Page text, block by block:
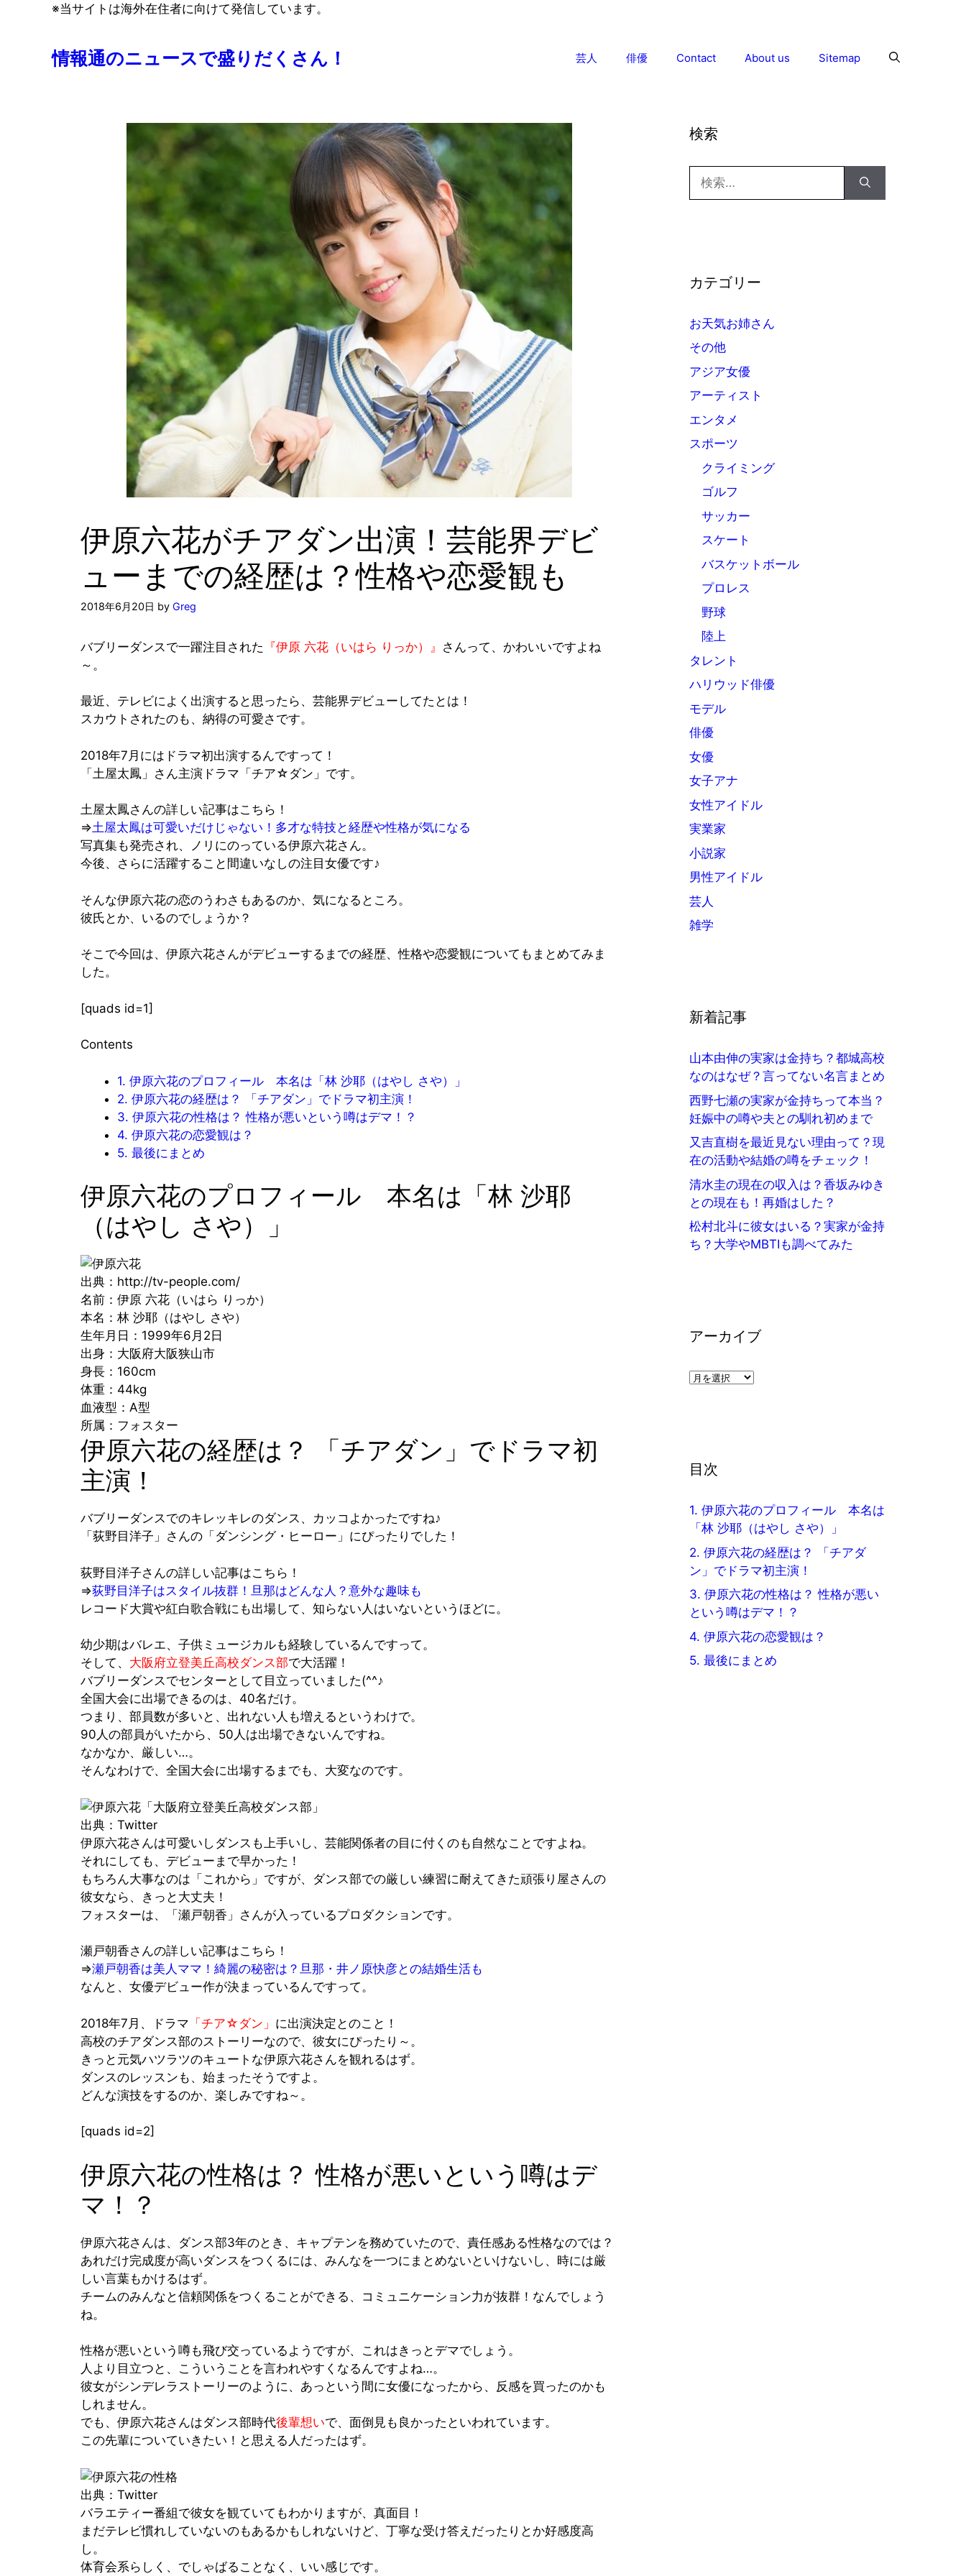
※当サイトは海外在住者に向けて発信しています。
情報通のニュースで盛りだくさん！ 芸人 俳優 Contact About us Sitemap
伊原六花がチアダン出演！芸能界デビ
ューまでの経歴は？性格や恋愛観も
2018年6月20日 by Greg
バブリーダンスで一躍注目された 『伊原 六花（いはら りっか）』 さんって、かわいいですよね
～。
最近、テレビによく出演すると思ったら、芸能界デビューしてたとは！
スカウト されたのも、納得の可愛さです。
2018年7月にはドラマ初出演するんですって！
「土屋太鳳」 さん主演ドラマ 「チア☆ダン」 です。
土屋太鳳さんの詳しい記事はこちら！
⇒土屋太鳳は可愛いだけじゃない！多才な特技と経歴や性格が気になる
写真集も発売され、ノリにのっている伊原六花さん。
今後、さらに活躍すること間違いなしの注目女優です♪
そんな伊原六花の恋のうわさ もあるのか、気になるところ。
彼氏とか、いるのでしょうか？
そこで今回は、伊原六花さんがデビューするまでの経歴、性格や恋愛観についてもまとめてみま
した。
[quads id=1]
Contents
1. 伊原六花のプロフィール 本名は「林 沙耶（はやし さや）」
2. 伊原六花の経歴は？ 「チアダン」でドラマ初主演！
3. 伊原六花の性格は？ 性格が悪いという噂はデマ！？
4. 伊原六花の恋愛観は？
5. 最後にまとめ
伊原六花のプロフィール 本名は「林 沙耶
（はやし さや）」
出典：http://tv-people.com/
名前：伊原 六花（いはら りっか）
本名：林 沙耶（はやし さや）
生年月日：1999年6月2日
出身：大阪府大阪狭山市
身長：160cm
体重：44kg
血液型：A型
所属：フォスター
伊原六花の経歴は？ 「チアダン」でドラマ初
主演！
バブリーダンスでのキレッキレのダンス、カッコよかったですね♪
「荻野目洋子」 さんの 「ダンシング・ヒーロー」 にぴったりでした！
荻野目洋子さんの詳しい記事はこちら！
⇒荻野目洋子はスタイル抜群！旦那はどんな人？意外な趣味も
レコード大賞や紅白歌合戦にも出場して、知らない人はいないというほどに。
幼少期はバレエ、 子供ミュージカルも経験しているんですって。
そして、 大阪府立登美丘高校ダンス部で大活躍！
バブリーダンスでセンターとして目立っていました(^^♪
全国大会に出場できるのは、40名だけ。
つまり、部員数が多いと、出れない人も増えるというわけで。
90人の部員がいたから、50人は出場できないんですね。
なかなか、厳しい…。
そんなわけで、全国大会に出場するまでも、大変なのです。
出典：Twitter
伊原六花さんは可愛いしダンスも上手いし、芸能関係者の目に付くのも自然なことですよね。
それにしても、デビューまで早かった！
もちろん大事なのは「これから」ですが、ダンス部での厳しい練習に耐えてきた頑張り屋さんの
彼女なら、きっと大丈夫！
フォスターは、
「瀬戸朝香」 さんが入っているプロダクションです。
瀬戸朝香さんの詳しい記事はこちら！
⇒瀬戸朝香は美人ママ！綺麗の秘密は？旦那・井ノ原快彦との結婚生活も
なんと、女優デビュー作が決まっているんですって。
2018年7月、ドラマ 「チア☆ダン」 に出演決定とのこと！
高校のチアダンス部のストーリーなので、彼女にぴったり～。
きっと元気ハツラツのキュートな伊原六花さんを観れるはず。
ダンスのレッスンも、始まったそうですよ。
どんな演技をするのか、楽しみですね～。
[quads id=2]
伊原六花の性格は？ 性格が悪いという噂はデ
マ！？
伊原六花さんは、ダンス部3年のとき、キャプテンを務めていたので、責任感ある性格なのでは？
あれだけ完成度が高いダンスをつくるには、みんなを一つにまとめないといけないし、時には厳
しい言葉もかけるはず。
チームのみんなと信頼関係をつくることができる、 コミュニケーション力が抜群！ なんでしょう
ね。
性格が悪いという噂も飛び交っているようですが、これはきっと デマでしょう。
人より目立つと、こういうことを言われやすくなるんですよね…。
彼女がシンデレラストーリーのように、あっという間に女優になったから、反感を買ったのかも
しれません。
でも、伊原六花さんはダンス部時代後輩想いで、面倒見も良かったといわれています。
この先輩についていきたい！と思える人だったはず。
出典：Twitter
バラエティー番組で彼女を観ていてもわかりますが、 真面目！
まだテレビ慣れしていないのもあるかもしれないけど、丁寧な受け答えだったりとか好感度高
し。
体育会系らしく、でしゃばることなく、いい感じです。
検索
索:
カテゴリー
お天気お姉さん
その他
アジア女優
アーティスト
エンタメ
スポーツ
クライミング
ゴルフ
サッカー
スケート
バスケットボール
プロレス
野球
陸上
タレント
ハリウッド俳優
モデル
俳優
女優
女子アナ
女性アイドル
実業家
小説家
男性アイドル
芸人
雑学
新着記事
山本由伸の実家は金持ち？都城高校
なのはなぜ？言ってない名言まとめ
西野七瀬の実家が金持ちって本当？
妊娠中の噂や夫との馴れ初めまで
又吉直樹を最近見ない理由って？現
在の活動や結婚の噂をチェック！
清水圭の現在の収入は？香坂みゆき
との現在も！再婚はした？
松村北斗に彼女はいる？実家が金持
ち？大学やMBTIも調べてみた
アーカイブ
ア
目次
1. 伊原六花のプロフィール 本名は
「林 沙耶（はやし さや）」
2. 伊原六花の経歴は？ 「チアダ
ン」でドラマ初主演！
3. 伊原六花の性格は？ 性格が悪い
という噂はデマ！？
4. 伊原六花の恋愛観は？
5. 最後にまとめ